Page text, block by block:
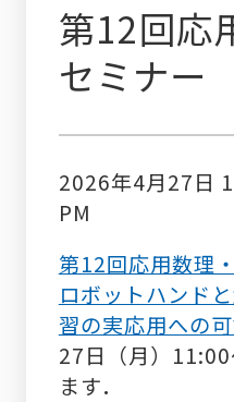
第12回応
セミナー
2026年4月27日
PM
第12回応用数理
ロボットハンド
習の実応用への可
27日（月）
ます．